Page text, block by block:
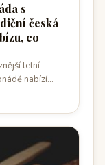
s
česká
co
letní
nabízí